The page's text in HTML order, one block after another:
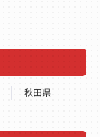
秋田県